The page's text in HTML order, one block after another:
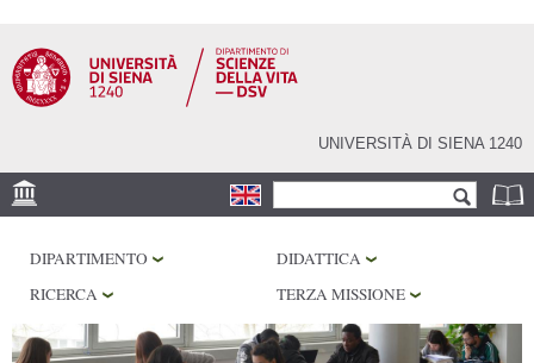
contenuto
principale
UNIVERSITÀ DI SIENA 1240
Form di ricerca
CORE FACILITIES
DIPARTIMENTO
DIDATTICA
RICERCA
TERZA MISSIONE